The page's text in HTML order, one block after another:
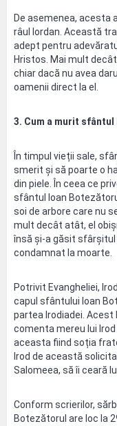
De asemenea, acesta
râul Iordan. Această
adept pentru
Hristos. Mai mult
chiar dacă nu avea
oamenii direct la el.
3. Cum a murit
În timpul vieții sale,
smerit și să poarte o
din piele. În ceea ce
sfântul Ioan
soi de arbore care nu
mult decât atât, el
însă și-a găsit sfârșitul
condamnat la moarte.
Potrivit Evangheliei,
capul sfântului Ioan
partea Irodiadei.
comenta mereu lui
aceasta fiind soția
Irod de această
Salomeea, să îi ceară
Conform scrierilor,
Botezătorul are loc la